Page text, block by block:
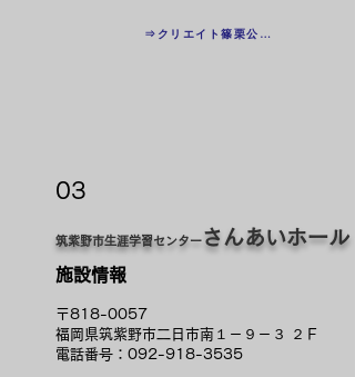
⇒クリエイト篠栗公式ＨＰ
03
筑紫野市生涯学習センターさんあいホール
施設情報
〒818-0057
福岡県筑紫野市二日市南１－９－３ ２Ｆ
電話番号：092-918-3535